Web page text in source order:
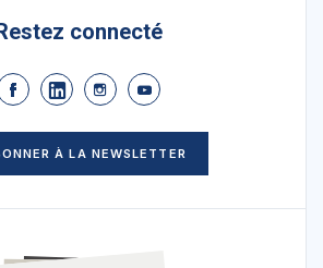
connecté
À LA NEWSLETTER